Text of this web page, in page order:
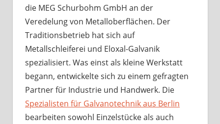
die MEG Schurbohm GmbH an der
Veredelung von Metalloberflächen. Der
Traditionsbetrieb hat sich auf
Metallschleiferei und Eloxal-Galvanik
spezialisiert. Was einst als kleine Werkstatt
begann, entwickelte sich zu einem gefragten
Partner für Industrie und Handwerk. Die
Spezialisten für Galvanotechnik aus Berlin
bearbeiten sowohl Einzelstücke als auch